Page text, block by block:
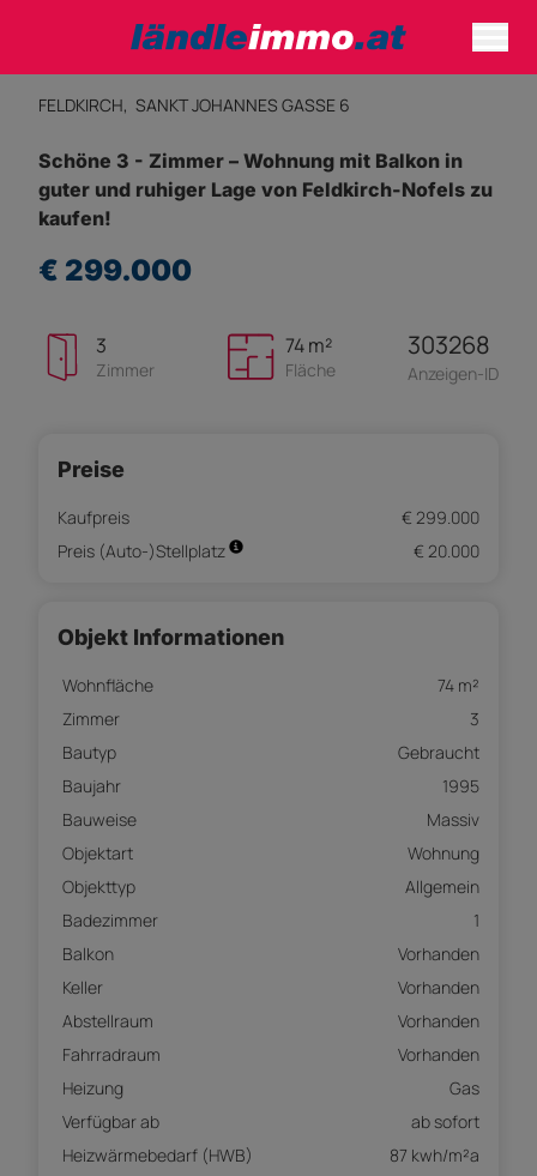
FELDKIRCH, SANKT JOHANNES GASSE 6
Schöne 3 - Zimmer – Wohnung mit Balkon in
guter und ruhiger Lage von Feldkirch-Nofels zu
kaufen!
€ 299.000
3
Zimmer
74 m²
Fläche
303268
Anzeigen-ID
Preise
Kaufpreis
€ 299.000
Preis (Auto-)Stellplatz
€ 20.000
Objekt Informationen
Wohnfläche
74 m²
Zimmer
3
Bautyp
Gebraucht
Baujahr
1995
Bauweise
Massiv
Objektart
Wohnung
Objekttyp
Allgemein
Badezimmer
1
Balkon
Vorhanden
Keller
Vorhanden
Abstellraum
Vorhanden
Fahrradraum
Vorhanden
Heizung
Gas
Verfügbar ab
ab sofort
Heizwärmebedarf (HWB)
87 kwh/m²a